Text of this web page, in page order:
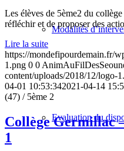
Modalités
Evaluation du
Les élèves de 5ème2 du
réfléchir et de proposer des
Lire la suite
https://mondefipourdemain.fr/
1.png 0 0
content/uploads/2018/12/logo-
04-01 10:53:342021-04-14
(47) / 5ème 2
Collège Germillac
1